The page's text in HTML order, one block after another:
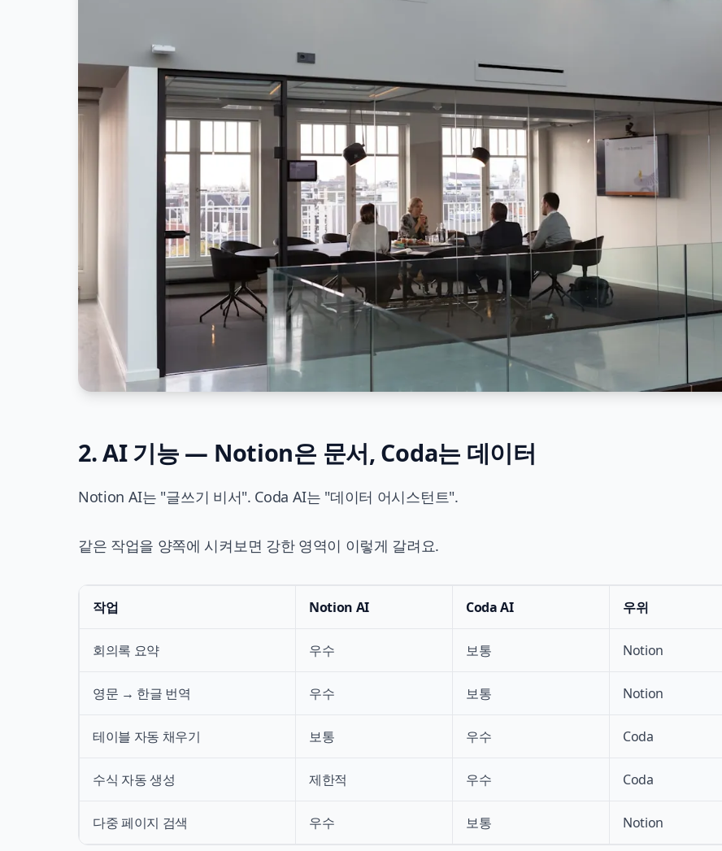
2. AI 기능 — Notion은 문서, Coda는 데이터
Notion AI는 "글쓰기 비서". Coda AI는 "데이터 어시스턴트".
같은 작업을 양쪽에 시켜보면 강한 영역이 이렇게 갈려요.
작업 Notion AI Coda AI 우위
회의록 요약 우수 보통 Notion
영문 → 한글 번역 우수 보통 Notion
테이블 자동 채우기 보통 우수 Coda
수식 자동 생성 제한적 우수 Coda
다중 페이지 검색 우수 보통 Notion